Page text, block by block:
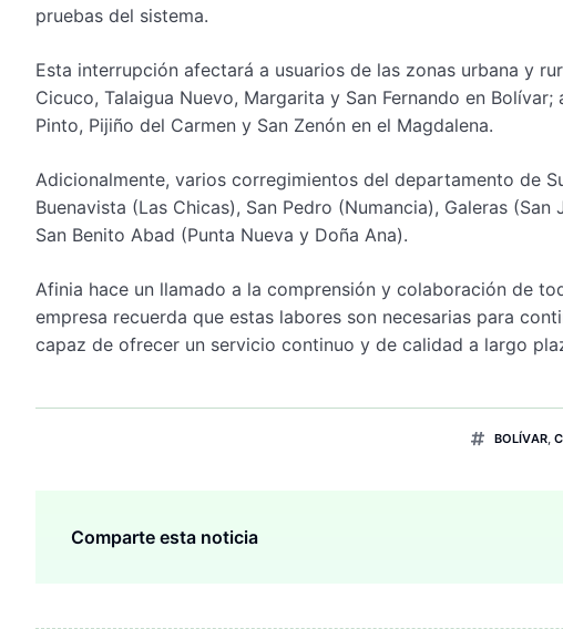
pruebas del sistema.
Esta interrupción afectará a usuarios de las zonas urbana y
Cicuco, Talaigua Nuevo, Margarita y San Fernando en
Pinto, Pijiño del Carmen y San Zenón en el Magdalena.
Adicionalmente, varios corregimientos del departamento de
Buenavista (Las Chicas), San Pedro (Numancia), Galeras
San Benito Abad (Punta Nueva y Doña Ana).
Afinia hace un llamado a la comprensión y colaboración de
empresa recuerda que estas labores son necesarias para
capaz de ofrecer un servicio continuo y de calidad a largo
BOLÍVAR,
Comparte esta noticia